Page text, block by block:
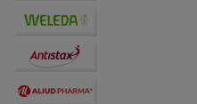
Bitte beachten Sie, dass
Dritte wie z.B. Google
übertragen werden.